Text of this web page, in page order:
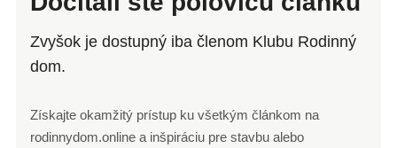
Zvyšok je dostupný iba členom Klubu Rodinný
dom.
Získajte okamžitý prístup ku všetkým článkom na
rodinnydom.online a inšpiráciu pre stavbu alebo